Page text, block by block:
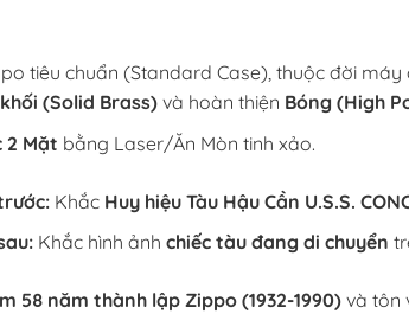
tiêu chuẩn (Standard Case), thuộc đời máy
(Solid Brass)và hoàn thiện Bóng (High
2 Mặt bằng Laser/Ăn Mòn tinh xảo.
Khắc Huy hiệu Tàu Hậu Cần U.S.S.
Khắc hình ảnh chiếc tàu đang di chuyển
58 năm thành lập Zippo (1932-1990)và tôn